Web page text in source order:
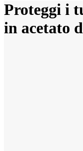
Proteggi i
in acetato